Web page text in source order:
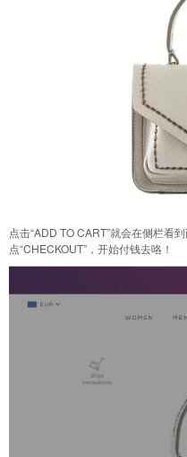
点击“ADD TO CART”就会在侧栏看
点“CHECKOUT”，开始付钱去咯！